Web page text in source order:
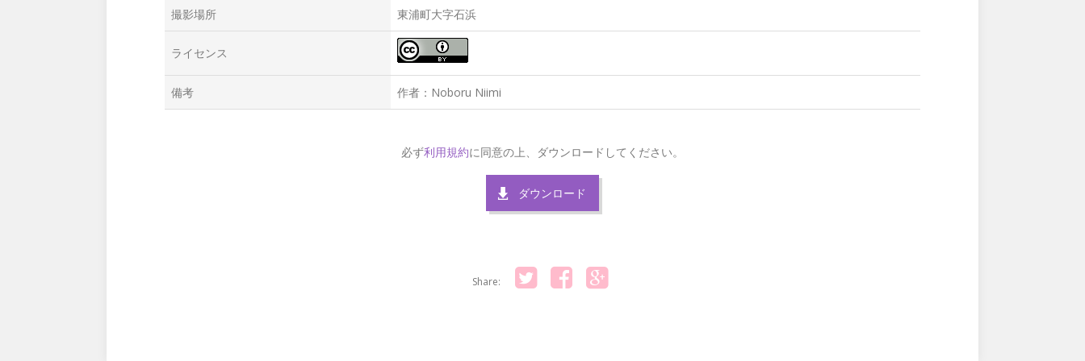
撮影場所 東浦町大字石浜
ライセンス
備考 作者：Noboru Niimi
必ず利用規約に同意の上、ダウンロードしてください。
ダウンロード
Share: